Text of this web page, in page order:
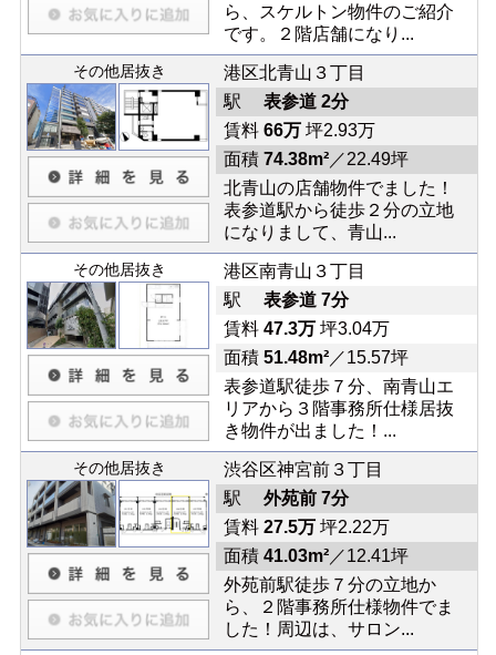
ら、スケルトン物件のご紹介
です。２階店舗になり...
その他居抜き
港区北青山３丁目
駅 表参道 2分
賃料 66万坪2.93万
面積 74.38m²／22.49坪
北青山の店舗物件でました！
表参道駅から徒歩２分の立地
になりまして、青山...
その他居抜き
港区南青山３丁目
駅 表参道 7分
賃料 47.3万坪3.04万
面積 51.48m²／15.57坪
表参道駅徒歩７分、南青山エ
リアから３階事務所仕様居抜
き物件が出ました！...
その他居抜き
渋谷区神宮前３丁目
駅 外苑前 7分
賃料 27.5万坪2.22万
面積 41.03m²／12.41坪
外苑前駅徒歩７分の立地か
ら、２階事務所仕様物件でま
した！周辺は、サロン...